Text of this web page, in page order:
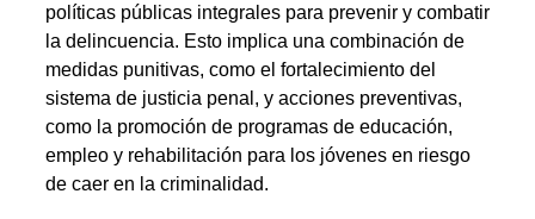
políticas públicas integrales para prevenir y combatir
la delincuencia. Esto implica una combinación de
medidas punitivas, como el fortalecimiento del
sistema de justicia penal, y acciones preventivas,
como la promoción de programas de educación,
empleo y rehabilitación para los jóvenes en riesgo
de caer en la criminalidad.